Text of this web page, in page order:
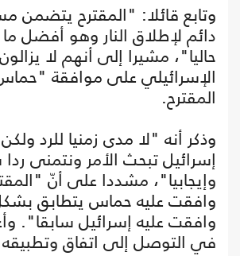
وتابع قائلا: "المقترح يتضمن
دائم لإطلاق النار وهو أفضل
حاليا"، مشيرا إلى أنهم لا
الإسرائيلي على موافقة
المقترح.
وذكر أنه "لا مدى زمنيا للرد
إسرائيل تبحث الأمر ونتمنى
وإيجابيا"، مشددا على أنّ
وافقت عليه حماس يتطابق
وافقت عليه إسرائيل سابقا".
في التوصل إلى اتفاق